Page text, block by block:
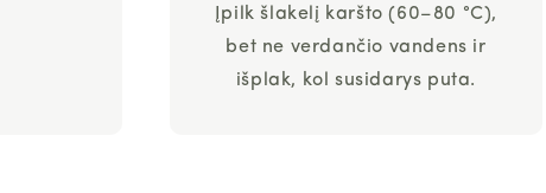
Įpilk šlakelį karšto (60–80 °C),
bet ne verdančio vandens ir
išplak, kol susidarys puta.